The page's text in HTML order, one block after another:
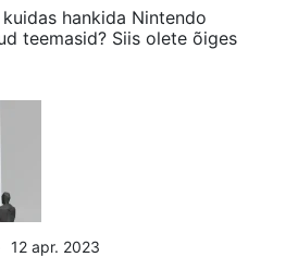
hankida Nintendo
teemasid? Siis olete õiges
12 apr. 2023